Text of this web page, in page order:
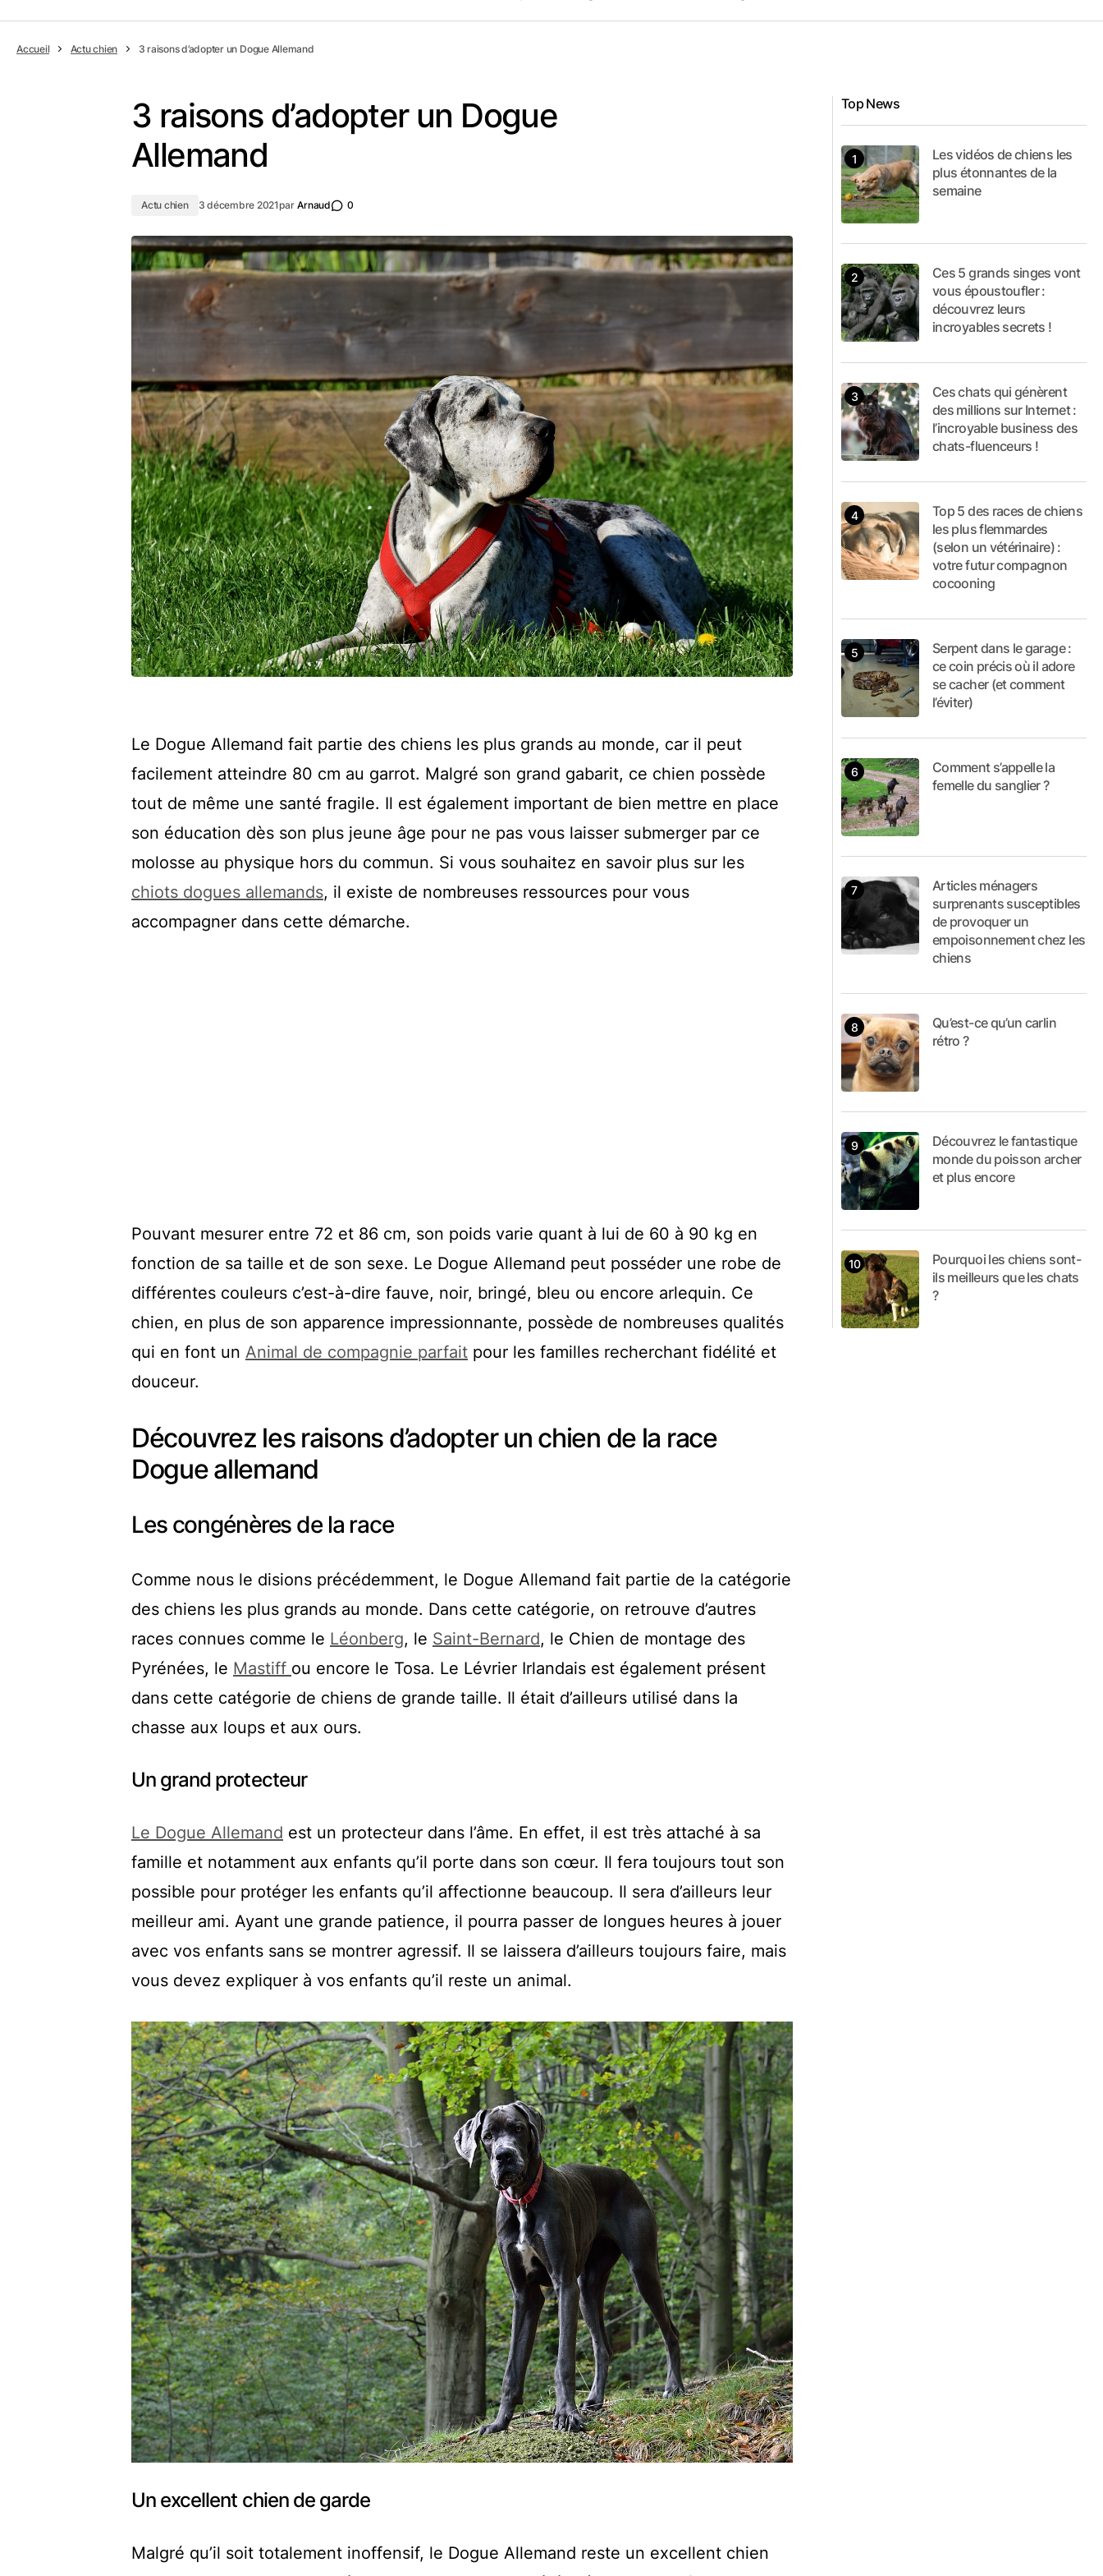
Accueil Actu chien 3 raisons d’adopter un Dogue Allemand
3 raisons d’adopter un Dogue
Allemand
Actu chien 3 décembre 2021par Arnaud 0
Le Dogue Allemand fait partie des chiens les plus grands au monde, car il peut
facilement atteindre 80 cm au garrot. Malgré son grand gabarit, ce chien possède
tout de même une santé fragile. Il est également important de bien mettre en place
son éducation dès son plus jeune âge pour ne pas vous laisser submerger par ce
molosse au physique hors du commun. Si vous souhaitez en savoir plus sur les
chiots dogues allemands, il existe de nombreuses ressources pour vous
accompagner dans cette démarche.
Pouvant mesurer entre 72 et 86 cm, son poids varie quant à lui de 60 à 90 kg en
fonction de sa taille et de son sexe. Le Dogue Allemand peut posséder une robe de
différentes couleurs c’est-à-dire fauve, noir, bringé, bleu ou encore arlequin. Ce
chien, en plus de son apparence impressionnante, possède de nombreuses qualités
qui en font un Animal de compagnie parfait pour les familles recherchant fidélité et
douceur.
Découvrez les raisons d’adopter un chien de la race
Dogue allemand
Les congénères de la race
Comme nous le disions précédemment, le Dogue Allemand fait partie de la catégorie
des chiens les plus grands au monde. Dans cette catégorie, on retrouve d’autres
races connues comme le Léonberg, le Saint-Bernard, le Chien de montage des
Pyrénées, le Mastiff ou encore le Tosa. Le Lévrier Irlandais est également présent
dans cette catégorie de chiens de grande taille. Il était d’ailleurs utilisé dans la
chasse aux loups et aux ours.
Un grand protecteur
Le Dogue Allemand est un protecteur dans l’âme. En effet, il est très attaché à sa
famille et notamment aux enfants qu’il porte dans son cœur. Il fera toujours tout son
possible pour protéger les enfants qu’il affectionne beaucoup. Il sera d’ailleurs leur
meilleur ami. Ayant une grande patience, il pourra passer de longues heures à jouer
avec vos enfants sans se montrer agressif. Il se laissera d’ailleurs toujours faire, mais
vous devez expliquer à vos enfants qu’il reste un animal.
Un excellent chien de garde
Malgré qu’il soit totalement inoffensif, le Dogue Allemand reste un excellent chien
Top News
Les vidéos de chiens les
plus étonnantes de la
semaine
Ces 5 grands singes vont
vous époustoufler :
découvrez leurs
incroyables secrets !
Ces chats qui génèrent
des millions sur Internet :
l’incroyable business des
chats-fluenceurs !
Top 5 des races de chiens
les plus flemmardes
(selon un vétérinaire) :
votre futur compagnon
cocooning
Serpent dans le garage :
ce coin précis où il adore
se cacher (et comment
l’éviter)
Comment s’appelle la
femelle du sanglier ?
Articles ménagers
surprenants susceptibles
de provoquer un
empoisonnement chez les
chiens
Qu’est-ce qu’un carlin
rétro ?
Découvrez le fantastique
monde du poisson archer
et plus encore
Pourquoi les chiens sont-
ils meilleurs que les chats
?